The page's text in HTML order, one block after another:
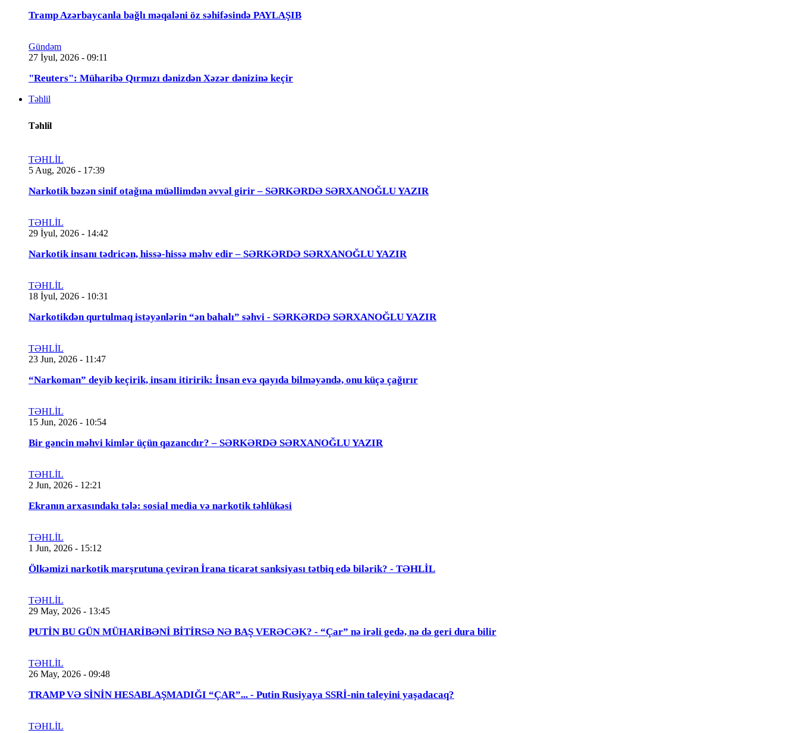
Tramp Azərbaycanla bağlı məqaləni öz səhifəsində PAYLAŞIB
Gündəm
27 İyul, 2026 - 09:11
"Reuters": Müharibə Qırmızı dənizdən Xəzər dənizinə keçir
Təhlil
Təhlil
TƏHLİL
5 Aug, 2026 - 17:39
Narkotik bəzən sinif otağına müəllimdən əvvəl girir – SƏRKƏRDƏ SƏRXANOĞLU YAZIR
TƏHLİL
29 İyul, 2026 - 14:42
Narkotik insanı tədricən, hissə-hissə məhv edir – SƏRKƏRDƏ SƏRXANOĞLU YAZIR
TƏHLİL
18 İyul, 2026 - 10:31
Narkotikdən qurtulmaq istəyənlərin “ən bahalı” səhvi - SƏRKƏRDƏ SƏRXANOĞLU YAZIR
TƏHLİL
23 Jun, 2026 - 11:47
“Narkoman” deyib keçirik, insanı itiririk: İnsan evə qayıda bilməyəndə, onu küçə çağırır
TƏHLİL
15 Jun, 2026 - 10:54
Bir gəncin məhvi kimlər üçün qazancdır? – SƏRKƏRDƏ SƏRXANOĞLU YAZIR
TƏHLİL
2 Jun, 2026 - 12:21
Ekranın arxasındakı tələ: sosial media və narkotik təhlükəsi
TƏHLİL
1 Jun, 2026 - 15:12
Ölkəmizi narkotik marşrutuna çevirən İrana ticarət sanksiyası tətbiq edə bilərik? - TƏHLİL
TƏHLİL
29 May, 2026 - 13:45
PUTİN BU GÜN MÜHARİBƏNİ BİTİRSƏ NƏ BAŞ VERƏCƏK? - “Çar” nə irəli gedə, nə də geri dura bilir
TƏHLİL
26 May, 2026 - 09:48
TRAMP VƏ SİNİN HESABLAŞMADIĞI “ÇAR”... - Putin Rusiyaya SSRİ-nin taleyini yaşadacaq?
TƏHLİL